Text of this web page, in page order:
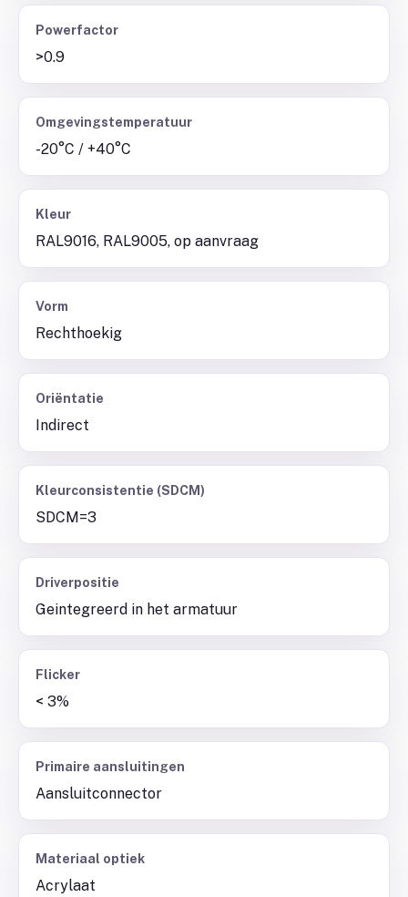
Powerfactor
>0.9
Omgevingstemperatuur
-20°C / +40°C
Kleur
RAL9016, RAL9005, op aanvraag
Vorm
Rechthoekig
Oriëntatie
Indirect
Kleurconsistentie (SDCM)
SDCM=3
Driverpositie
Geintegreerd in het armatuur
Flicker
< 3%
Primaire aansluitingen
Aansluitconnector
Materiaal optiek
Acrylaat